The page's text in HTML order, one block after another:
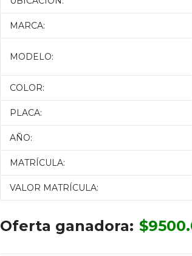
MARCA:
MODELO:
COLOR:
PLACA:
AÑO:
MATRÍCULA:
VALOR MATRÍCULA:
Oferta ganadora: $